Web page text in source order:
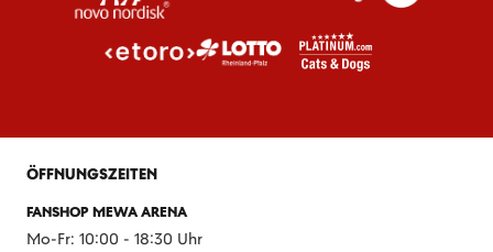
ÖFFNUNGSZEITEN
FANSHOP MEWA ARENA
Mo-Fr: 10:00 - 18:30 Uhr